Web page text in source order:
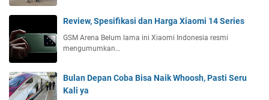
Review, Spesifikasi dan Harga Xiaomi 14 Series
GSM Arena Belum lama ini Xiaomi Indonesia resmi
mengumumkan…
Bulan Depan Coba Bisa Naik Whoosh, Pasti Seru
Kali ya